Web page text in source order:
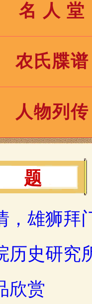
名 人 堂
农氏牒谱
人物列传
题
，雄狮拜
历史研
欣赏